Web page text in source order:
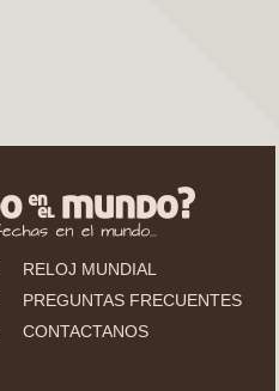
RELOJ MUNDIAL
PREGUNTAS FRECUENTES
CONTACTANOS